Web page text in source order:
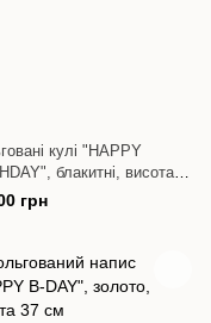
кулі "HAPPY
блакитні, висота
грн